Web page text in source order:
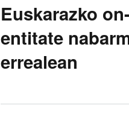
Euskarazko
entitate
errealean